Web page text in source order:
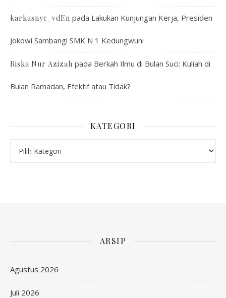
karkasnye_vdEn pada Lakukan Kunjungan Kerja, Presiden
Jokowi Sambangi SMK N 1 Kedungwuni
Riska Nur Azizah pada Berkah Ilmu di Bulan Suci: Kuliah di
Bulan Ramadan, Efektif atau Tidak?
KATEGORI
ARSIP
Agustus 2026
Juli 2026